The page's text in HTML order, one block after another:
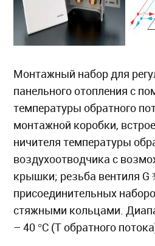
Монтажный набор для
панельного отопления с
температуры обратного
монтажной коробки,
ничителя температуры
воздухоотводчика с
крышки; резьба вентиля
присоединительных
стяжными кольцами.
– 40 °C (T обратного